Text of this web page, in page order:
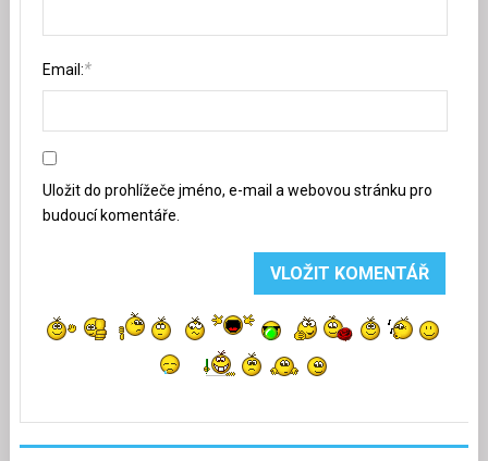
Email:*
Uložit do prohlížeče jméno, e-mail a webovou stránku pro
budoucí komentáře.